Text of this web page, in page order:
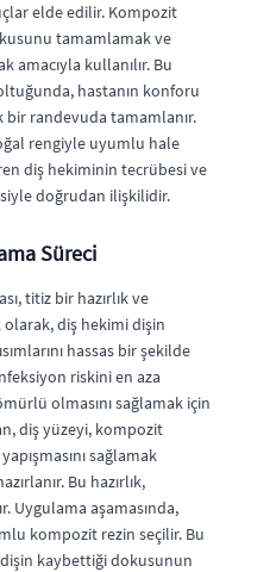
elde edilir. Kompozit
tamamlamak ve
amacıyla kullanılır. Bu
hastanın konforu
randevuda tamamlanır.
rengiyle uyumlu hale
diş hekiminin tecrübesi ve
doğrudan ilişkilidir.
Süreci
titiz bir hazırlık ve
olarak, diş hekimi dişin
hassas bir şekilde
riskini en aza
olmasını sağlamak için
diş yüzeyi, kompozit
sağlamak
Bu hazırlık,
Uygulama aşamasında,
kompozit rezin seçilir. Bu
kaybettiği dokusunun